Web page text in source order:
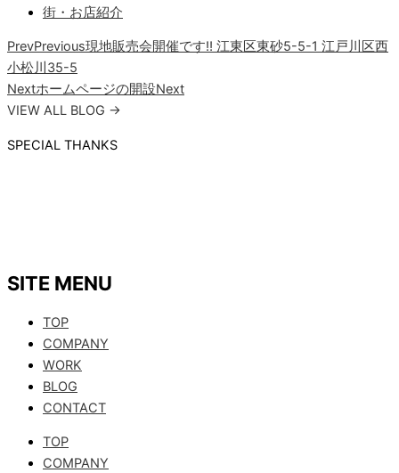
街・お店紹介
PrevPrevious現地販売会開催です‼ 江東区東砂5-5-1 江戸川区西
小松川35-5
Nextホームページの開設Next
VIEW ALL BLOG →
SPECIAL THANKS
SITE MENU
TOP
COMPANY
WORK
BLOG
CONTACT
TOP
COMPANY